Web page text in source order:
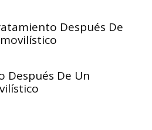
Después De
Después De Un